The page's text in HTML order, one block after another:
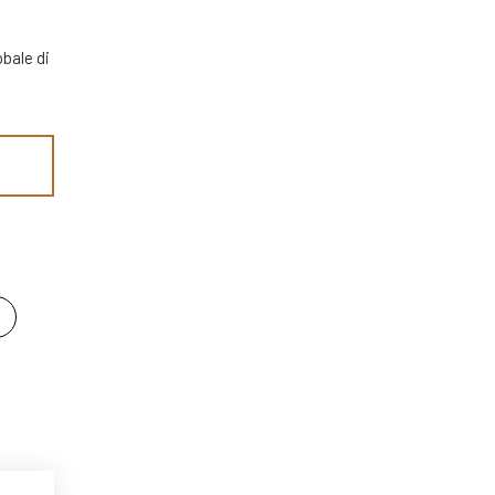
di